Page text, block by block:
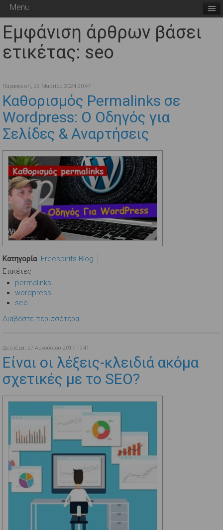
Menu
Εμφάνιση άρθρων βάσει
ετικέτας: seo
Παρασκευή, 29 Μαρτίου 2024 20:47
Καθορισμός Permalinks σε
Wordpress: Ο Οδηγός για
Σελίδες & Αναρτήσεις
Κατηγορία Freespirits Blog
Ετικέτες
permalinks
wordpress
seo
Διαβάστε περισσότερα...
Δευτέρα, 07 Αυγούστου 2017 17:41
Είναι οι λέξεις-κλειδιά ακόμα
σχετικές με το SEO?